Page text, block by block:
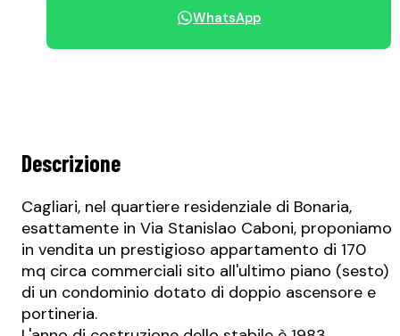
WhatsApp
Descrizione
Cagliari, nel quartiere residenziale di Bonaria,
esattamente in Via Stanislao Caboni, proponiamo
in vendita un prestigioso appartamento di 170
mq circa commerciali sito all'ultimo piano (sesto)
di un condominio dotato di doppio ascensore e
portineria.